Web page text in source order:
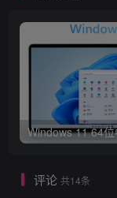
评论 共14条